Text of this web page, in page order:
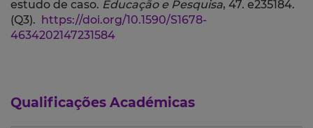
estudo de caso. Educação e Pesquisa, 47. e235184.
(Q3).
https://doi.org/10.1590/S1678-
4634202147231584
Qualificações Académicas